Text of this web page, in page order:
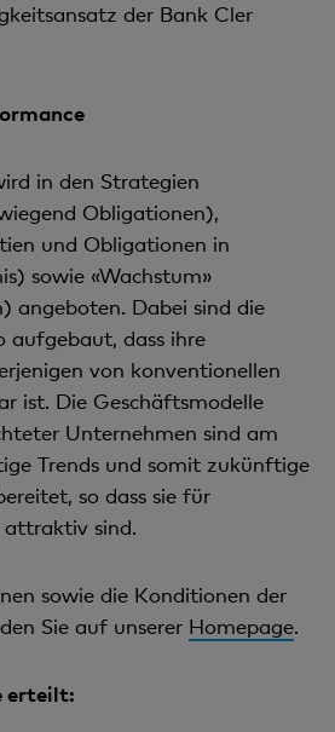
der Bank Cler
in den Strategien
Obligationen),
und Obligationen in
sowie «Wachstum»
angeboten. Dabei sind die
aufgebaut, dass ihre
von konventionellen
ist. Die Geschäftsmodelle
Unternehmen sind am
Trends und somit zukünftige
so dass sie für
attraktiv sind.
sowie die Konditionen der
Sie auf unserer Homepage.
erteilt: